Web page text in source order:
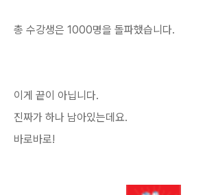
총 수강생은 1000명을 돌파했습니다.
이게 끝이 아닙니다.
진짜가 하나 남아있는데요.
바로바로!